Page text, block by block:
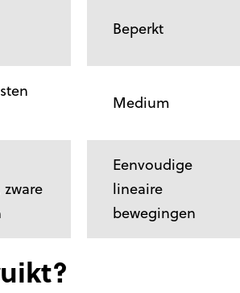
Beperkt
Medium
Eenvoudige
lineaire
bewegingen